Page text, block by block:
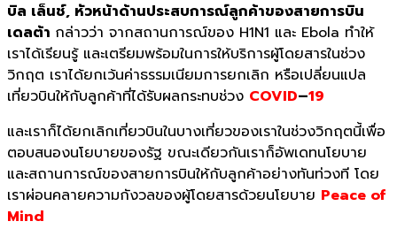
บิล เล็นช์, หัวหน้าด้านประสบการณ์ลูกค้าของสายการบิน
เดลต้า กล่าวว่า จากสถานการณ์ของ H1N1 และ Ebola ทำให้
เราได้เรียนรู้ และเตรียมพร้อมในการให้บริการผู้โดยสารในช่วง
วิกฤต เราได้ยกเว้นค่าธรรมเนียมการยกเลิก หรือเปลี่ยนแปล
เที่ยวบินให้กับลูกค้าที่ได้รับผลกระทบช่วง COVID–19
และเราก็ได้ยกเลิกเที่ยวบินในบางเที่ยวของเราในช่วงวิกฤตนี้เพื่อ
ตอบสนองนโยบายของรัฐ ขณะเดียวกันเราก็อัพเดทนโยบาย
และสถานการณ์ของสายการบินให้กับลูกค้าอย่างทันท่วงที โดย
เราผ่อนคลายความกังวลของผู้โดยสารด้วยนโยบาย Peace of
Mind